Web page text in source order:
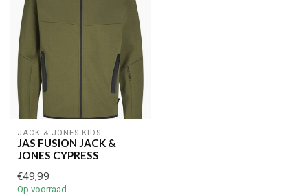
JACK & JONES KIDS
JAS FUSION JACK &
JONES CYPRESS
€49,99
Op voorraad